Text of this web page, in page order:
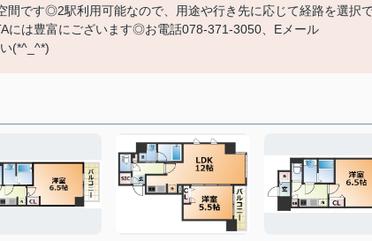
です◎2駅利用可能なので、用途や行き先に応じて経路を選択
は豊富にございます◎お電話078-371-3050、Eメール
(*^_^*)